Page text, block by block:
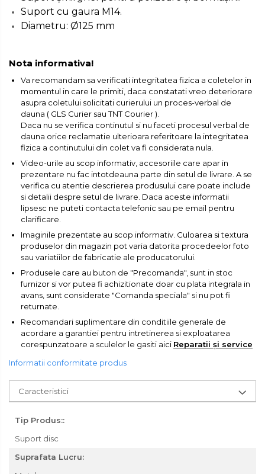
Bara Tractare Auto
Canistre benzina
& Suruburi
Extractor Rulmenti
Presa Hidraulica Ondulare
Cabluri
Pompa transfer lichide
Pompa Aer
Cric Manual
Ulei Hidraulic
Troliu
Palan
Cheie & Adaptor
Dinamometric
Carucior Scule
Echipamente de Siguranta
Auto
Stetoscop Auto
Tester Compresie Auto
Truse reparatii anvelope
Dispozitiv Aerisire &
Chingi Auto & Coarde
Elastice
Intretinere & Cosmetica
Suport cu gaura M14.
Diametru: Ø125 mm
Nota informativa!
Va recomandam sa verificati integritatea fizica a coletelor in
momentul in care le primiti, daca constatati vreo deteriorare
asupra coletului solicitati curierului un proces-verbal de
dauna ( GLS Curier sau TNT Courier ).
Daca nu se verifica continutul si nu faceti procesul verbal de
dauna orice reclamatie ulterioara referitoare la integritatea
fizica a continutului din colet va fi considerata nula.
Video-urile au scop informativ, accesoriile care apar in
prezentare nu fac intotdeauna parte din setul de livrare. A se
verifica cu atentie descrierea produsului care poate include
si detalii despre setul de livrare. Daca aceste informatii
lipsesc ne puteti contacta telefonic sau pe email pentru
clarificare.
Imaginile prezentate au scop informativ. Culoarea si textura
produselor din magazin pot varia datorita procedeelor foto
sau variatiilor de fabricatie ale producatorului.
Produsele care au buton de "Precomanda", sunt in stoc
furnizor si vor putea fi achizitionate doar cu plata integrala in
avans, sunt considerate "Comanda speciala" si nu pot fi
returnate.
Recomandari suplimentare din conditiile generale de
acordare a garantiei pentru intretinerea si exploatarea
corespunzatoare a sculelor le gasiti aici Reparatii și service
Informatii conformitate produs
Caracteristici
Tip Produs::
Suport disc
Suprafata Lucru: